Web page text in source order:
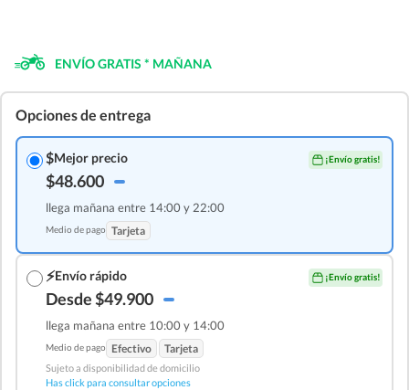
ENVÍO GRATIS * MAÑANA
Opciones de entrega
$Mejor precio ¡Envío gratis!
$48.600
llega mañana entre 14:00 y 22:00
Medio de pago Tarjeta
⚡Envío rápido ¡Envío gratis!
Desde $49.900
llega mañana entre 10:00 y 14:00
Medio de pago Efectivo Tarjeta
Sujeto a disponibilidad de domicilio
Has click para consultar opciones